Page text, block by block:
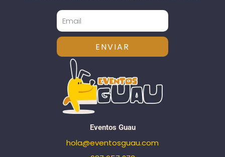
ENVIAR
Eventos Guau
hola@eventosguau.com